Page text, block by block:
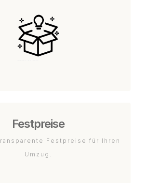
Festpreise
Festpreise für Ihren
Umzug.